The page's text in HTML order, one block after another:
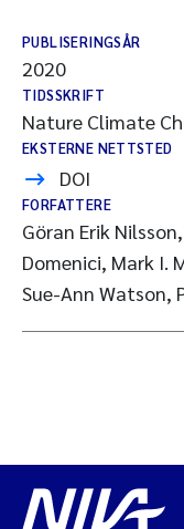
PUBLISERINGSÅR
2020
TIDSSKRIFT
Nature Climate
EKSTERNE NETTSTED
DOI
FORFATTERE
Göran Erik
Domenici, Mark I.
Sue-Ann Watson,